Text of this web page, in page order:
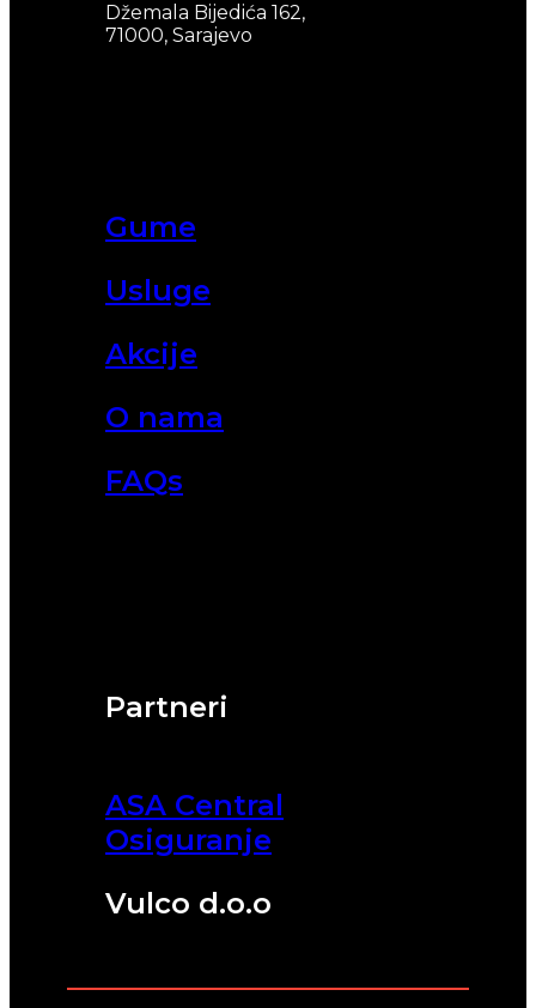
Partneri
ASA Central
Osiguranje
Vulco d.o.o
Gume
Usluge
Akcije
O nama
FAQs
Džemala Bijedića 162,
71000, Sarajevo